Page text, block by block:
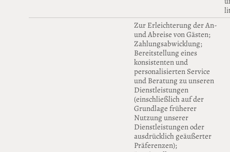
Zur Erleichterung der An-
und Abreise von Gästen;
Zahlungsabwicklung;
Bereitstellung eines
konsistenten und
personalisierten Service
und Beratung zu unseren
Dienstleistungen
(einschließlich auf der
Grundlage früherer
Nutzung unserer
Dienstleistungen oder
ausdrücklich geäußerter
Präferenzen);